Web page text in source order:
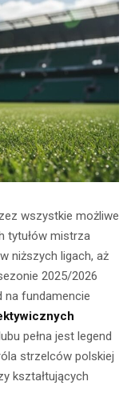
wszystkie możliwe
tytułów mistrza
niższych ligach, aż
2025/2026
na fundamencie
pełna jest legend
strzelców polskiej
kształtujących